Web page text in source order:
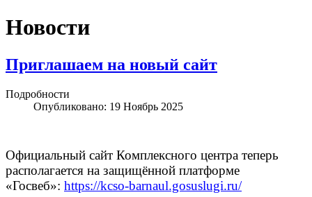
Новости
Приглашаем на новый сайт
Подробности
Опубликовано: 19 Ноябрь 2025
Официальный сайт Комплексного центра теперь
располагается на защищённой платформе
«Госвеб»: https://kcso-barnaul.gosuslugi.ru/